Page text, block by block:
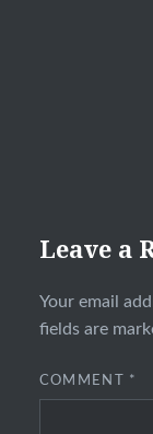
Leave a
Your email
fields are
COMMENT *